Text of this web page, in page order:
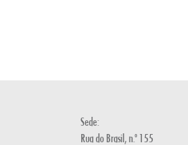
Sede:
Rua do Brasil, n.º 155